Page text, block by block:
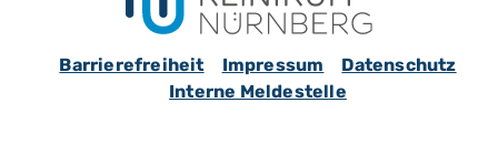
Barrierefreiheit Impressum
Datenschutz
Interne Meldestelle